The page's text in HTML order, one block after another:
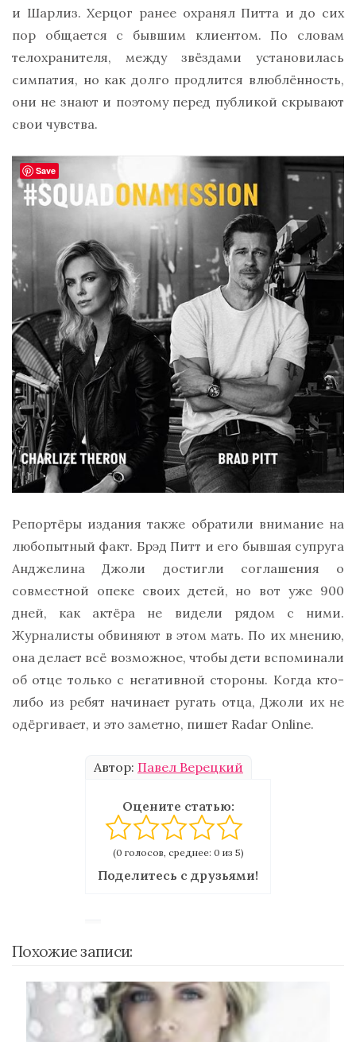
и Шарлиз. Херцог ранее охранял Питта и до сих
пор общается с бывшим клиентом. По словам
телохранителя, между звёздами установилась
симпатия, но как долго продлится влюблённость,
они не знают и поэтому перед публикой скрывают
свои чувства.
Репортёры издания также обратили внимание на
любопытный факт. Брэд Питт и его бывшая супруга
Анджелина Джоли достигли соглашения о
совместной опеке своих детей, но вот уже 900
дней, как актёра не видели рядом с ними.
Журналисты обвиняют в этом мать. По их мнению,
она делает всё возможное, чтобы дети вспоминали
об отце только с негативной стороны. Когда кто-
либо из ребят начинает ругать отца, Джоли их не
одёргивает, и это заметно, пишет Radar Online.
Автор: Павел Верецкий
Оцените статью:
(0 голосов, среднее: 0 из 5)
Поделитесь с друзьями!
Похожие записи:
Save